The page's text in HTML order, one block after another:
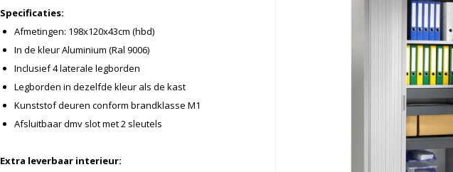
Specificaties:
Afmetingen: 198x120x43cm (hbd)
In de kleur Aluminium (Ral 9006)
Inclusief 4 laterale legborden
Legborden in dezelfde kleur als de kast
Kunststof deuren conform brandklasse M1
Afsluitbaar dmv slot met 2 sleutels
Extra leverbaar interieur: